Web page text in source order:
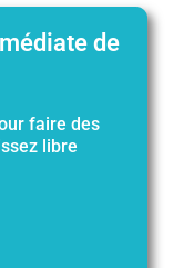
de
faire des
libre